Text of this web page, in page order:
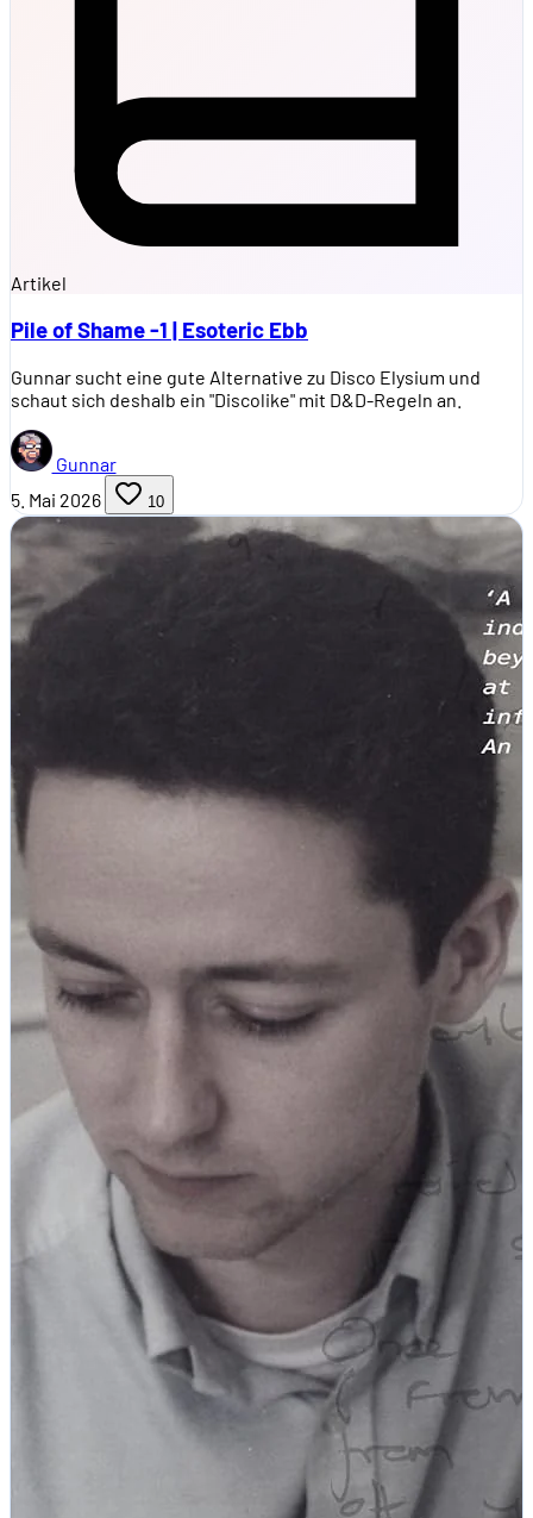
Artikel
Pile of Shame -1 | Esoteric Ebb
Gunnar sucht eine gute Alternative zu Disco Elysium und
schaut sich deshalb ein "Discolike" mit D&D-Regeln an.
Gunnar
5. Mai 2026
10